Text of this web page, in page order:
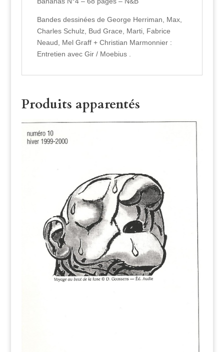
Bandes dessinées de George Herriman, Max,
Charles Schulz, Bud Grace, Marti, Fabrice
Neaud, Mel Graff + Christian Marmonnier :
Entretien avec Gir / Moebius .
Produits apparentés